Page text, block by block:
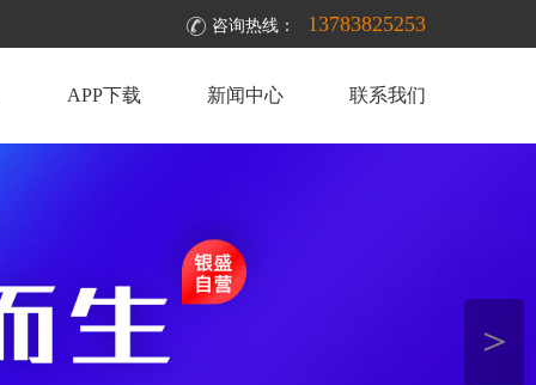
咨询热线： 13783825253
APP下载 新闻中心 联系我们
＞